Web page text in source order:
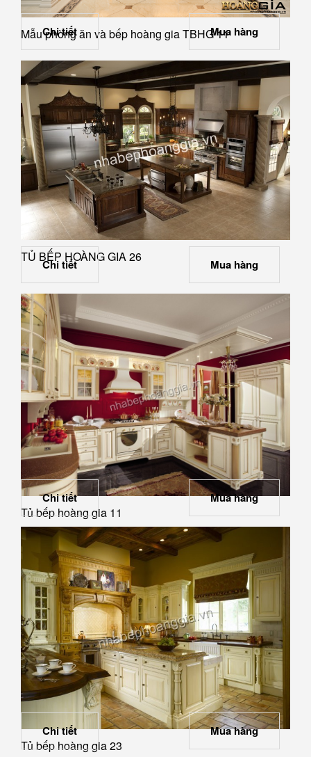
Mẫu phòng ăn và bếp hoàng gia TBHG 11
Chi tiết Mua hàng
TỦ BẾP HOÀNG GIA 26
Chi tiết Mua hàng
Tủ bếp hoàng gia 11
Chi tiết Mua hàng
Tủ bếp hoàng gia 23
Chi tiết Mua hàng